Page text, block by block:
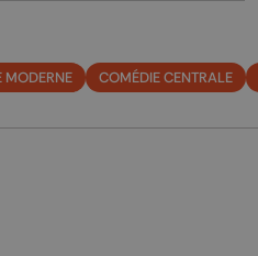
MODERNE COMÉDIE CENTRALE